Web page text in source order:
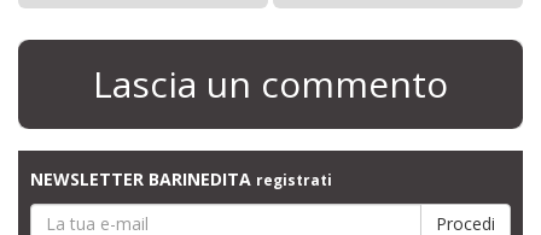
Lascia un commento
NEWSLETTER BARINEDITA registrati